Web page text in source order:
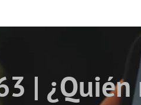
| ¿Quién